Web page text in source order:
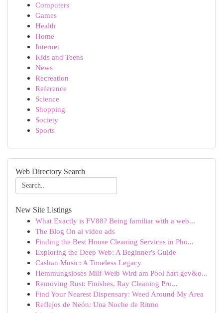
Computers
Games
Health
Home
Internet
Kids and Teens
News
Recreation
Reference
Science
Shopping
Society
Sports
Web Directory Search
New Site Listings
What Exactly is FV88? Being familiar with a web...
The Blog On ai video ads
Finding the Best House Cleaning Services in Pho...
Exploring the Deep Web: A Beginner's Guide
Cashan Music: A Timeless Legacy
Hemmungsloses Milf-Weib Wird am Pool hart gev&o...
Removing Rust: Finishes, Ray Cleaning Pro...
Find Your Nearest Dispensary: Weed Around My Area
Reflejos de Neón: Una Noche de Ritmo